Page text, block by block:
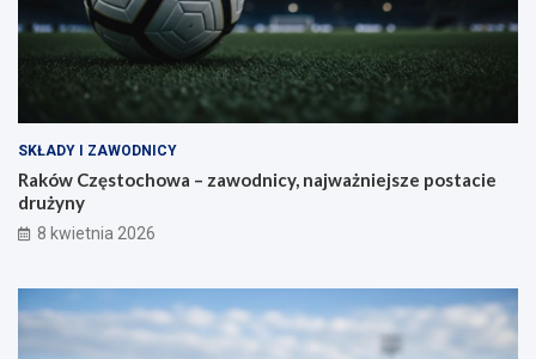
SKŁADY I ZAWODNICY
Raków Częstochowa – zawodnicy, najważniejsze postacie
drużyny
8 kwietnia 2026